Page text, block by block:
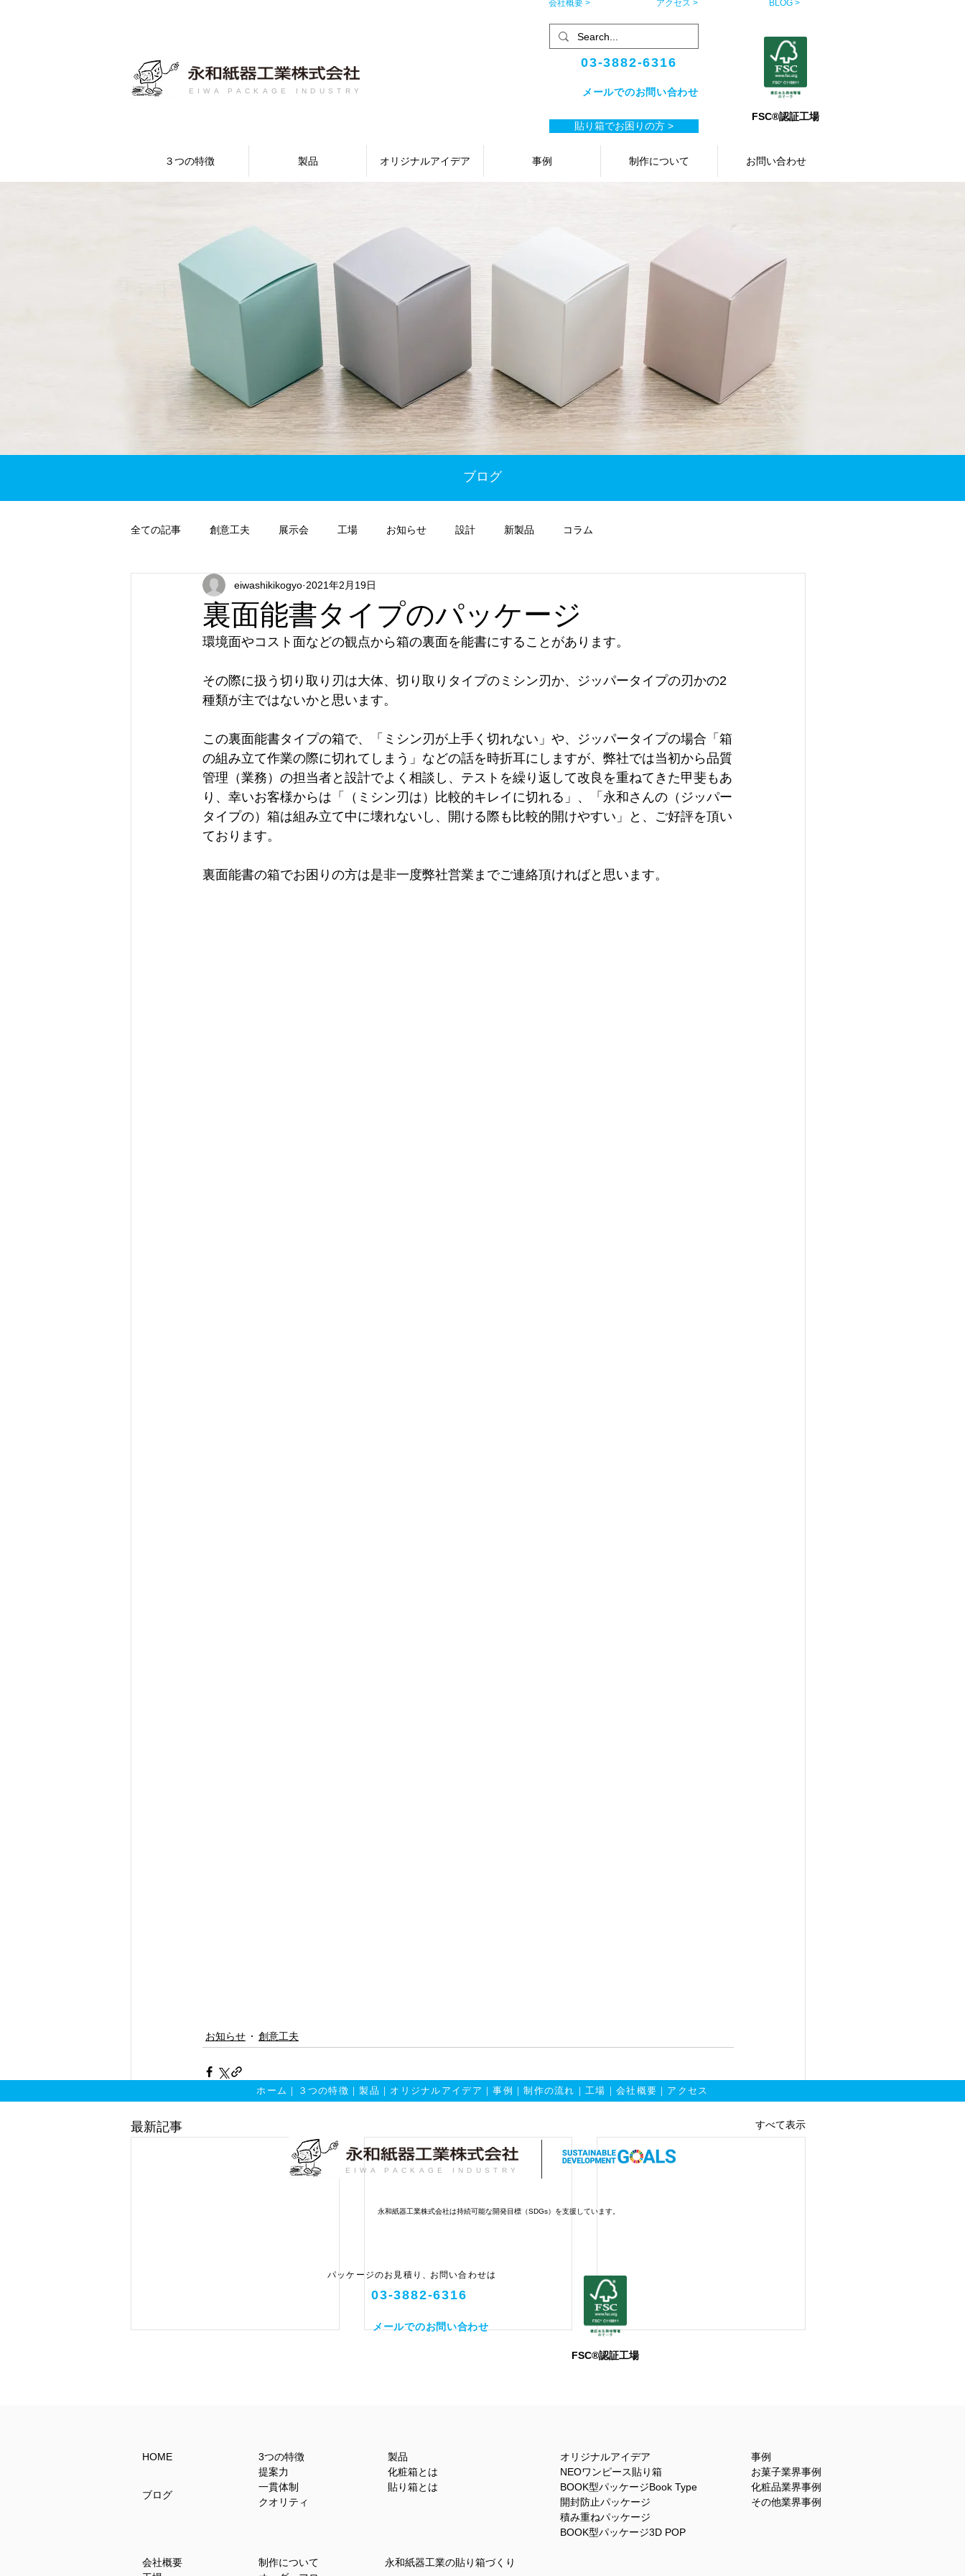
BLOG >
アクセス >
会社概要 >
EIWA PACKAGE INDUSTRY
03-3882-6316
メールでのお問い合わせ
貼り箱でお困りの方 >
FSC®認証工場
３つの特徴 製品 オリジナルアイデア 事例 制作について お問い合わせ
ブログ
全ての記事 創意工夫 展示会 工場 お知らせ 設計 新製品 コラム
裏面能書タイプのパッケージ
eiwashikikogyo 2021年2月19日
環境面やコスト面などの観点から箱の裏面を能書にすることがあります。
その際に扱う切り取り刃は大体、切り取りタイプのミシン刃か、ジッパータイプの刃かの2
種類が主ではないかと思います。
この裏面能書タイプの箱で、「ミシン刃が上手く切れない」や、ジッパータイプの場合「箱
の組み立て作業の際に切れてしまう」などの話を時折耳にしますが、弊社では当初から品質
管理（業務）の担当者と設計でよく相談し、テストを繰り返して改良を重ねてきた甲斐もあ
り、幸いお客様からは「（ミシン刃は）比較的キレイに切れる」、「永和さんの（ジッパー
タイプの）箱は組み立て中に壊れないし、開ける際も比較的開けやすい」と、ご好評を頂い
ております。
裏面能書の箱でお困りの方は是非一度弊社営業までご連絡頂ければと思います。
お知らせ 創意工夫
最新記事 すべて表示
推し活用パッケージも永和紙
器
観音開き型に開く貼り箱
ホーム ｜ ３つの特徴 ｜製品 ｜ オリジナルアイデア ｜事例 ｜制作の流れ ｜ 工場 ｜ 会社概要 ｜ アクセス
EIWA PACKAGE INDUSTRY
永和紙器工業株式会社は持続可能な開発目標（SDGs）を支援しています。
パッケージのお見積り お問い合わせは
03-3882-6316
メールでのお問い合わせ
FSC®認証工場
HOME
ブログ
3つの特徴
提案力
一貫体制
クオリティ
製品
化粧箱とは
貼り箱とは
オリジナルアイデア
NEOワンピース貼り箱
BOOK型パッケージBook Type
開封防止パッケージ
積み重ねパッケージ
BOOK型パッケージ3D POP
事例
お菓子業界事例
化粧品業界事例
その他業界事例
会社概要
制作について
永和紙器工業の貼り箱づくり